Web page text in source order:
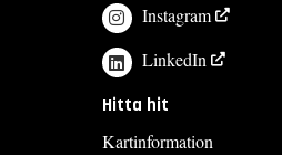
Instagram
LinkedIn
Hitta hit
Kartinformation